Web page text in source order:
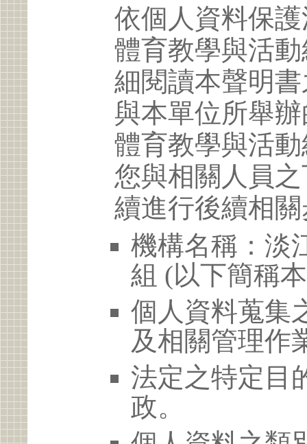
依個人資料保
體育教學與活
細閱讀本聲明
與本單位所舉
體育教學與活
您與相關人員
續進行後續相
機構名稱：淡
組 (以下簡稱
個人資料蒐集
及相關管理作
法定之特定目
政。